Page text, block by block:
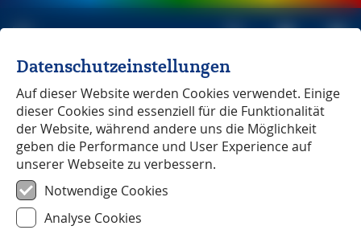
Michael Müller Verlag unabhängig seit 1979
Friaul-Julisch Venetien
Datenschutzeinstellungen
Auf dieser Website werden Cookies verwendet. Einige
dieser Cookies sind essenziell für die Funktionalität
der Website, während andere uns die Möglichkeit
geben die Performance und User Experience auf
unserer Webseite zu verbessern.
Notwendige Cookies
Analyse Cookies